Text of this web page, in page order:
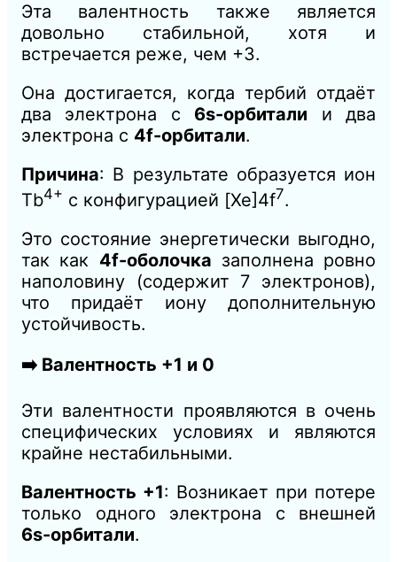
Эта валентность также является
довольно стабильной, хотя и
встречается реже, чем +3.
Она достигается, когда тербий отдаёт
два электрона с 6s-орбитали и два
электрона с 4f-орбитали.
Причина: В результате образуется ион
Tb4+ с конфигурацией [Xe]4f7.
Это состояние энергетически выгодно,
так как 4f-оболочка заполнена ровно
наполовину (содержит 7 электронов),
что придаёт иону дополнительную
устойчивость.
➡️ Валентность +1 и 0
Эти валентности проявляются в очень
специфических условиях и являются
крайне нестабильными.
Валентность +1: Возникает при потере
только одного электрона с внешней
6s-орбитали.